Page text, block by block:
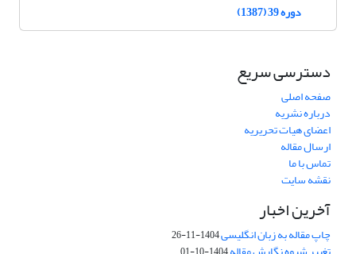
دوره 39 (1387)
دسترسی سریع
صفحه اصلی
درباره نشریه
اعضای هیات تحریریه
ارسال مقاله
تماس با ما
نقشه سایت
آخرین اخبار
چاپ مقاله به زبان انگلیسی1404-11-26